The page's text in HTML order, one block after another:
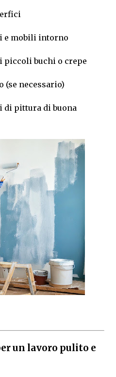
e mobili intorno
piccoli buchi o crepe
(se necessario)
di pittura di buona
un lavoro pulito e